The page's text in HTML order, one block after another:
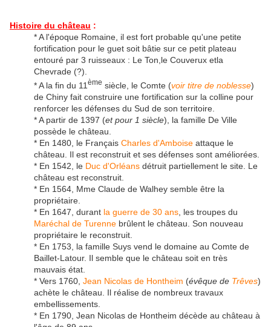
Histoire du château :
* A l'époque Romaine, il est fort probable qu'une petite
fortification pour le guet soit bâtie sur ce petit plateau
entouré par 3 ruisseaux : Le Ton,le Couverux etla
Chevrade (?).
* A la fin du 11 ème siècle, le Comte (voir titre de noblesse)
de Chiny fait construire une fortification sur la colline pour
renforcer les défenses du Sud de son territoire.
* A partir de 1397 (et pour 1 siècle), la famille De Ville
possède le château.
* En 1480, le Français Charles d'Amboise attaque le
château. Il est reconstruit et ses défenses sont améliorées.
* En 1542, le Duc d'Orléans détruit partiellement le site. Le
château est reconstruit.
* En 1564, Mme Claude de Walhey semble être la
propriétaire.
* En 1647, durant la guerre de 30 ans , les troupes du
Maréchal de Turenne brûlent le château. Son nouveau
propriétaire le reconstruit.
* En 1753, la famille Suys vend le domaine au Comte de
Baillet-Latour. Il semble que le château soit en très
mauvais état.
* Vers 1760, Jean Nicolas de Hontheim (évêque de Trêves)
achète le château. Il réalise de nombreux travaux
embellissements.
* En 1790, Jean Nicolas de Hontheim décède au château à